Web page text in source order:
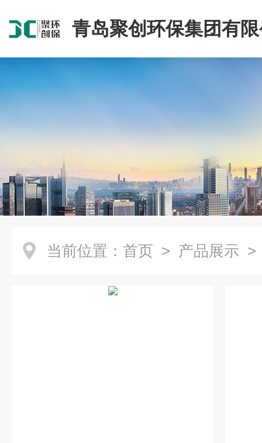
青岛聚创环保集团有
当前位置： 首页 > 产品展示